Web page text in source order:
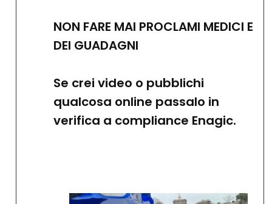
NON FARE MAI PROCLAMI MEDICI E
DEI GUADAGNI
Se crei video o pubblichi
qualcosa online passalo in
verifica a compliance Enagic.